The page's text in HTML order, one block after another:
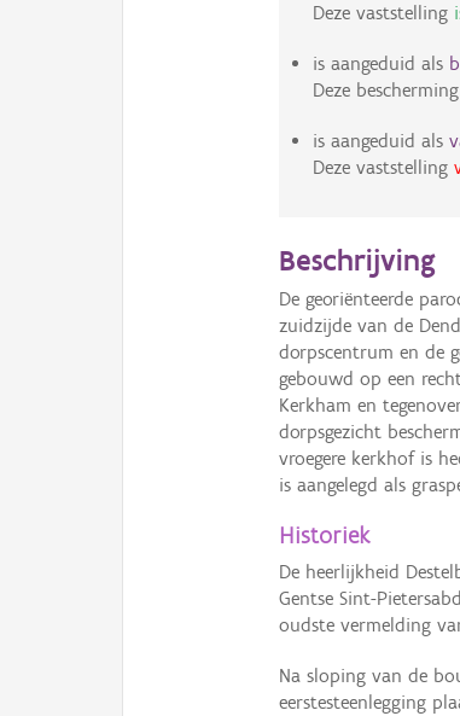
Deze vaststelling
is aangeduid als
Deze bescherming
is aangeduid als
Deze vaststelling
Beschrijving
De georiënteerde
zuidzijde van de
dorpscentrum en de
gebouwd op een
Kerkham en
dorpsgezicht
vroegere kerkhof is
is aangelegd als
Historiek
De heerlijkheid
Gentse Sint-
oudste vermelding
Na sloping van de
eerstesteenlegging